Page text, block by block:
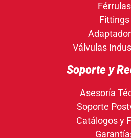
Férrulas
Fittings
Válvulas
Soporte y
Asesoría
Soporte
Catálogos y